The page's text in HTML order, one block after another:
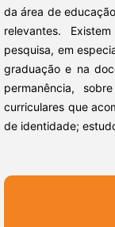
da área de
relevantes.
pesquisa, em
graduação e na
permanência,
curriculares que
de identidade;